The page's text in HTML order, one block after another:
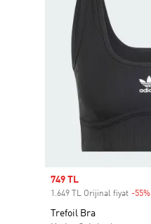
Sale price
749 TL
1.649 TL Orijinal fiyat -55%
Trefoil Bra